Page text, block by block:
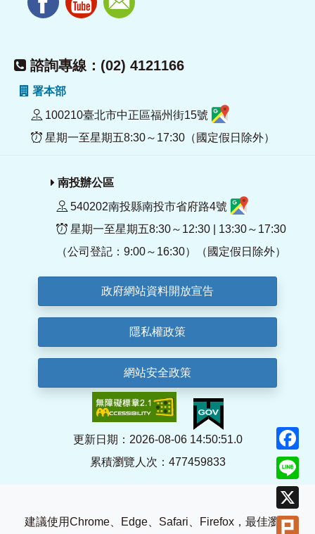
諮詢專線：(02) 4121166
署本部
100210臺北市中正區福州街15號
星期一至星期五8:30～17:30（國定假日除外）
南投辦公區
540202南投縣南投市省府路4號
星期一至星期五8:30～12:30 | 13:30～17:30
（公司登記：9:00～16:30）（國定假日除外）
政府網站資料開放宣告
隱私權政策
網站安全政策
更新日期：2026-08-06 14:50:51.0
累積瀏覽人次：477459833
建議使用Chrome、Edge、Safari、Firefox，最佳瀏覽